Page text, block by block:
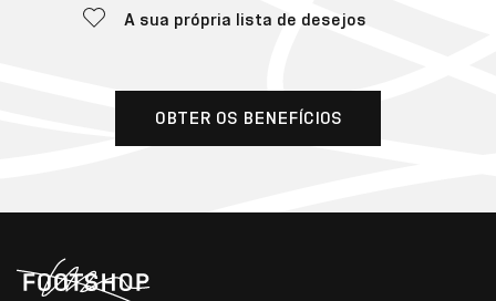
A sua própria lista de desejos
OBTER OS BENEFÍCIOS